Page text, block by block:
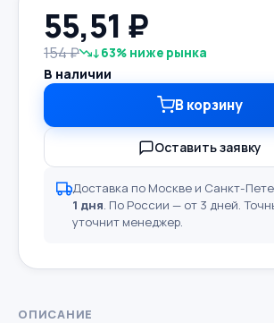
55,51 ₽
154 ₽ ↓63% ниже рынка
В наличии
В корзину
Оставить заявку
Доставка по Москве и Санкт-
1 дня. По России — от 3 дней.
уточнит менеджер.
ОПИСАНИЕ